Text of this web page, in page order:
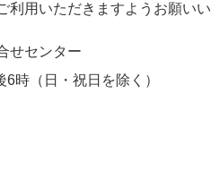
利用いただきますようお願いい
センター
（日・祝日を除く）